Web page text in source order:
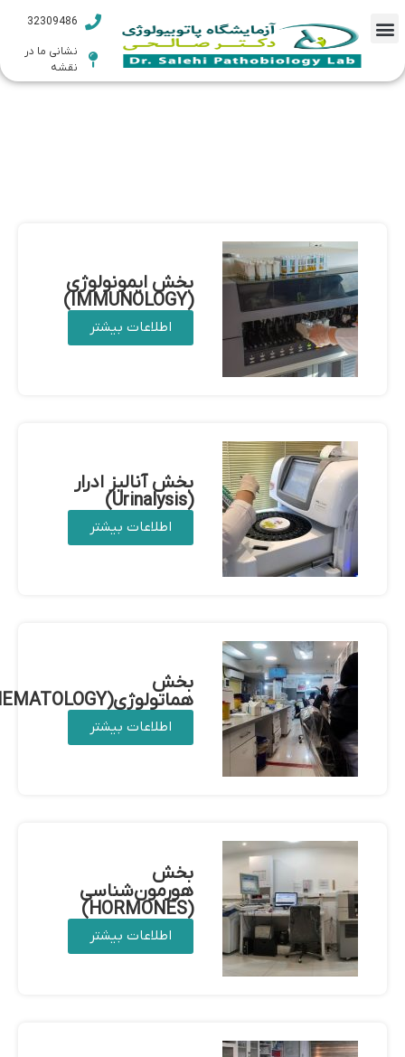
32309486
نشانی ما در
نقشه
بخش ها
بخش ایمونولوژی
(IMMUNOLOGY)
اطلاعات بیشتر
بخش آنالیز ادرار
(Urinalysis)
اطلاعات بیشتر
بخش
هماتولوژی(HEMATOLOGY)
اطلاعات بیشتر
بخش
هورمون‌شناسی
(HORMONES)
اطلاعات بیشتر